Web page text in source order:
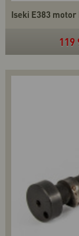
Iseki E383
119